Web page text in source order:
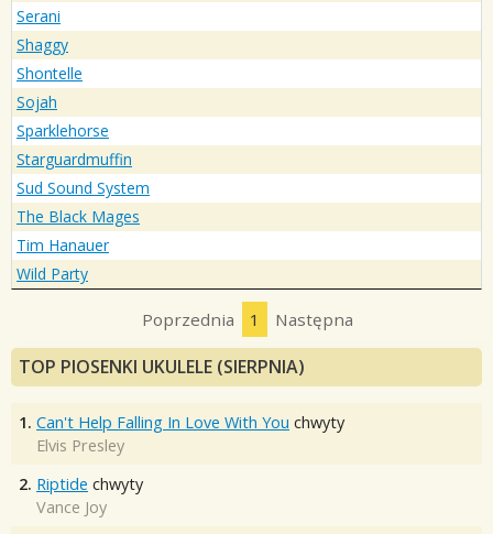
Serani
Shaggy
Shontelle
Sojah
Sparklehorse
Starguardmuffin
Sud Sound System
The Black Mages
Tim Hanauer
Wild Party
Poprzednia 1 Następna
TOP PIOSENKI UKULELE (SIERPNIA)
1. Can't Help Falling In Love With You chwyty
Elvis Presley
2. Riptide chwyty
Vance Joy